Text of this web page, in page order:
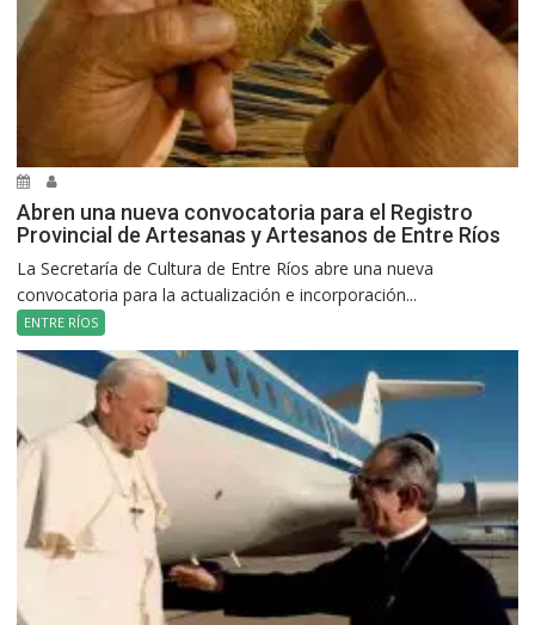
Abren una nueva convocatoria para el Registro
Provincial de Artesanas y Artesanos de Entre Ríos
La Secretaría de Cultura de Entre Ríos abre una nueva
convocatoria para la actualización e incorporación...
ENTRE RÍOS